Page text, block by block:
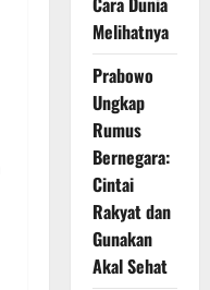
Melihatnya
Prabowo
Ungkap
Rumus
Bernegara:
Cintai
Rakyat dan
Gunakan
Akal Sehat